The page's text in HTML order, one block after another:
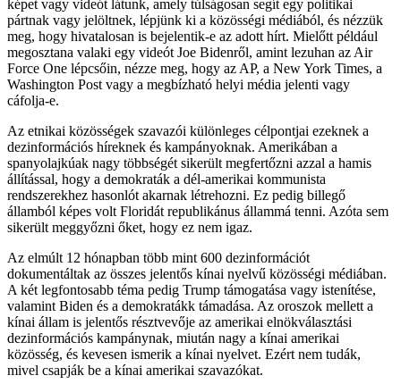
képet vagy videót látunk, amely túlságosan segít egy politikai
pártnak vagy jelöltnek, lépjünk ki a közösségi médiából, és nézzük
meg, hogy hivatalosan is bejelentik-e az adott hírt. Mielőtt például
megosztana valaki egy videót Joe Bidenről, amint lezuhan az Air
Force One lépcsőin, nézze meg, hogy az AP, a New York Times, a
Washington Post vagy a megbízható helyi média jelenti vagy
cáfolja-e.
Az etnikai közösségek szavazói különleges célpontjai ezeknek a
dezinformációs híreknek és kampányoknak. Amerikában a
spanyolajkúak nagy többségét sikerült megfertőzni azzal a hamis
állítással, hogy a demokraták a dél-amerikai kommunista
rendszerekhez hasonlót akarnak létrehozni. Ez pedig billegő
államból képes volt Floridát republikánus állammá tenni. Azóta sem
sikerült meggyőzni őket, hogy ez nem igaz.
Az elmúlt 12 hónapban több mint 600 dezinformációt
dokumentáltak az összes jelentős kínai nyelvű közösségi médiában.
A két legfontosabb téma pedig Trump támogatása vagy istenítése,
valamint Biden és a demokratákk támadása. Az oroszok mellett a
kínai állam is jelentős résztvevője az amerikai elnökválasztási
dezinformációs kampánynak, miután nagy a kínai amerikai
közösség, és kevesen ismerik a kínai nyelvet. Ezért nem tudák,
mivel csapják be a kínai amerikai szavazókat.